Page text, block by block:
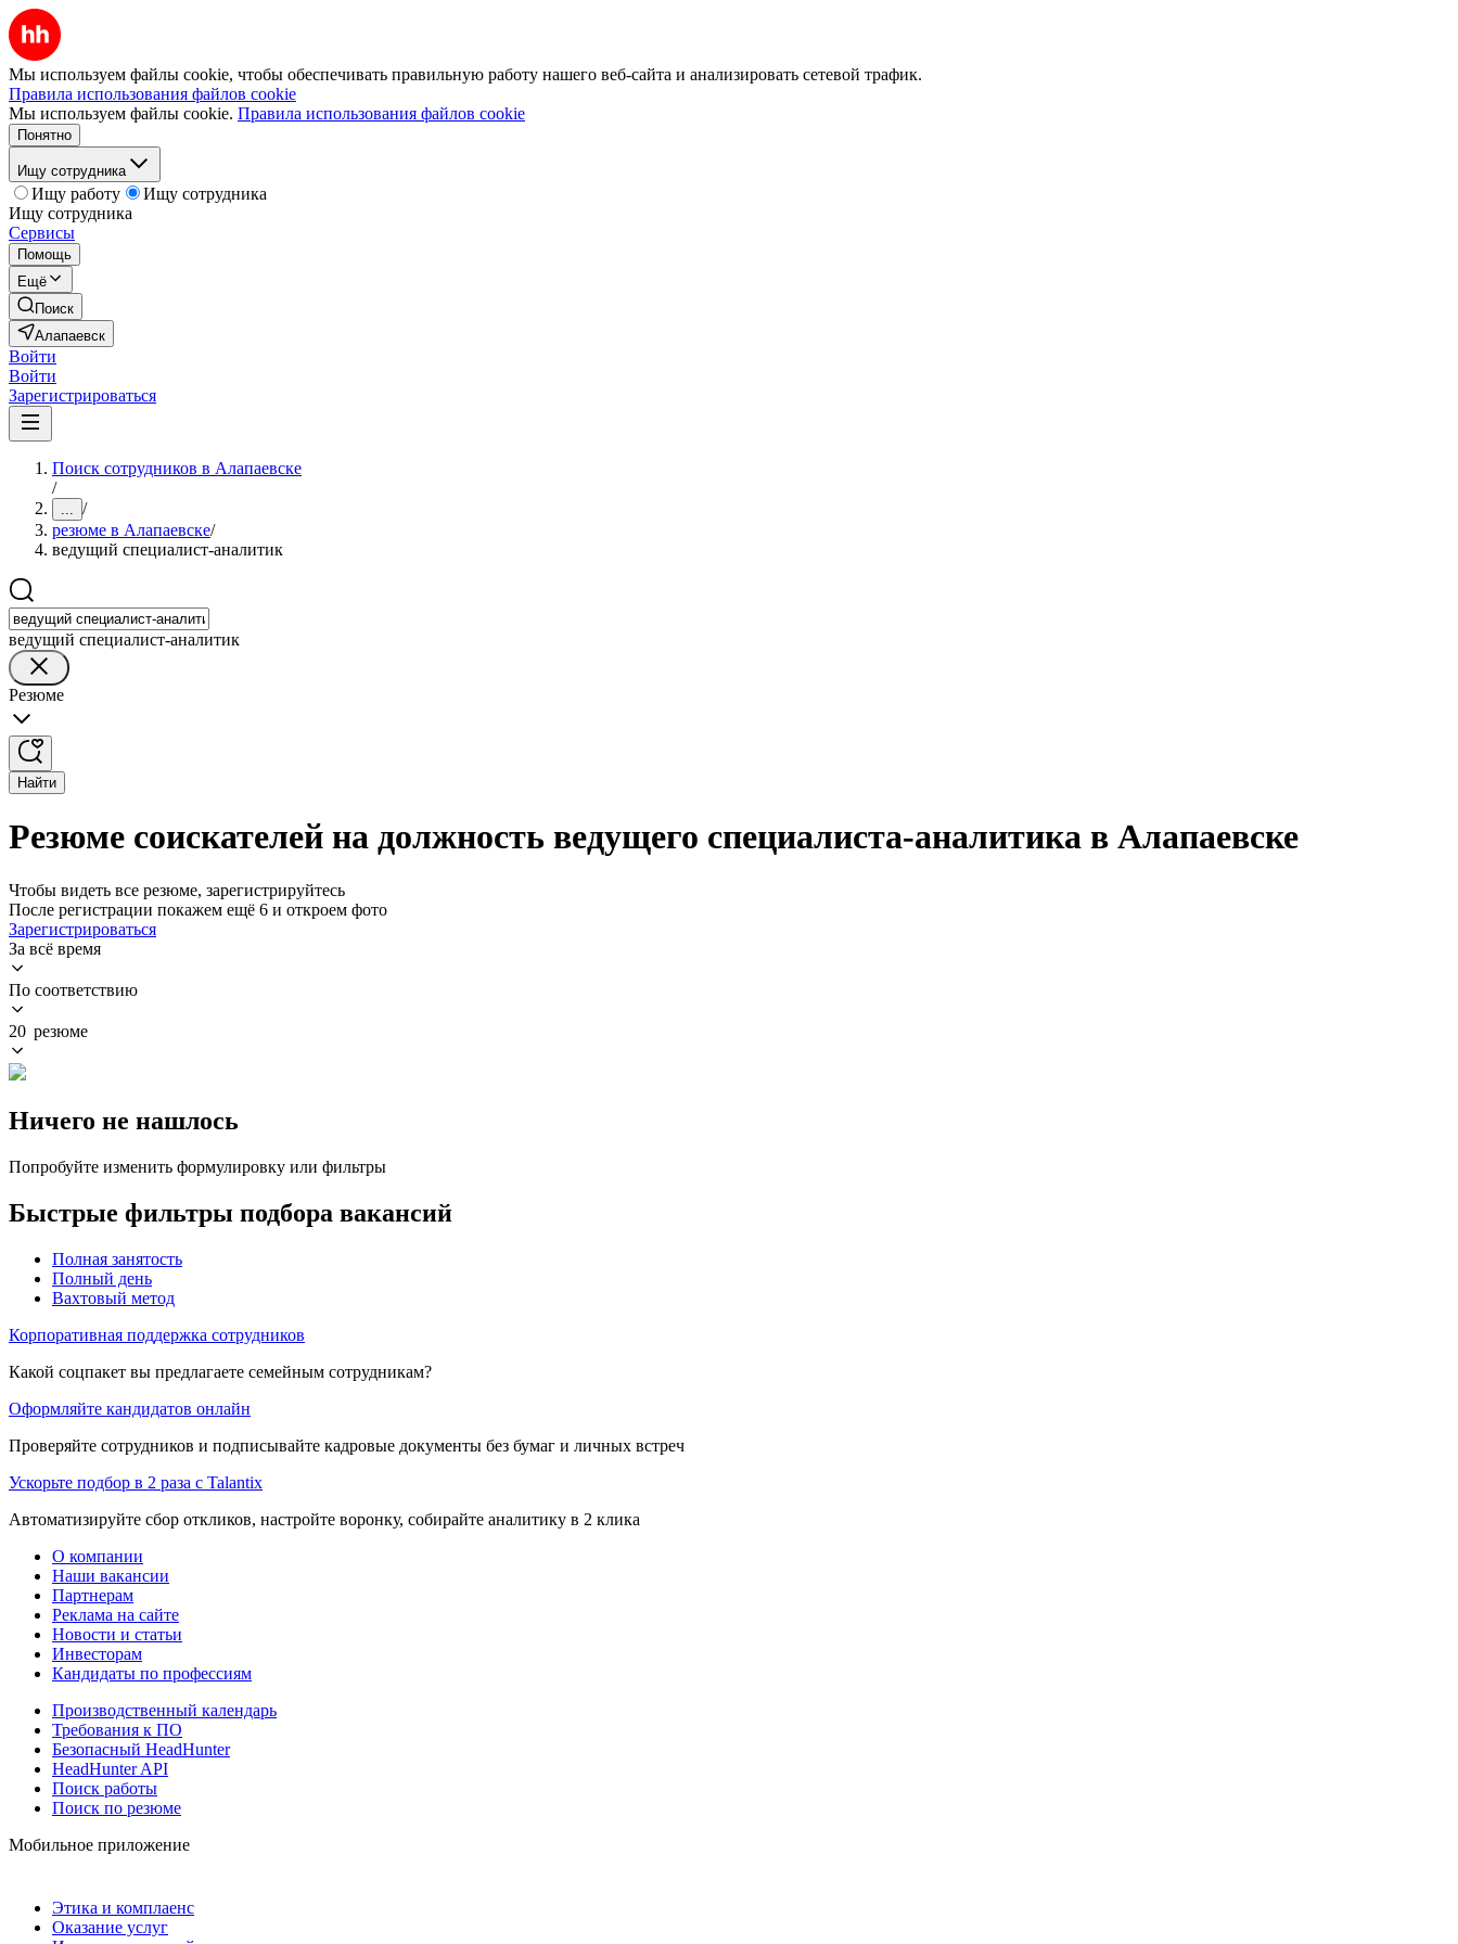
Мы используем файлы cookie, чтобы обеспечивать правильную работу нашего веб-сайта и анализировать сетевой трафик.
Правила использования файлов cookie
Мы используем файлы cookie. Правила использования файлов cookie
Понятно
Ищу сотрудника
Ищу работу
Ищу сотрудника
Ищу сотрудника
Сервисы
Помощь
Ещё
Поиск
Алапаевск
Войти
Войти
Зарегистрироваться
Поиск сотрудников в Алапаевске
/
... /
резюме в Алапаевске/
ведущий специалист-аналитик
ведущий специалист-аналитик
Резюме
Найти
Резюме соискателей на должность ведущего специалиста-аналитика в Алапаевске
Чтобы видеть все резюме, зарегистрируйтесь
После регистрации покажем ещё 6 и откроем фото
Зарегистрироваться
За всё время
По соответствию
20 резюме
Ничего не нашлось
Попробуйте изменить формулировку или фильтры
Быстрые фильтры подбора вакансий
Полная занятость
Полный день
Вахтовый метод
Корпоративная поддержка сотрудников
Какой соцпакет вы предлагаете семейным сотрудникам?
Оформляйте кандидатов онлайн
Проверяйте сотрудников и подписывайте кадровые документы без бумаг и личных встреч
Ускорьте подбор в 2 раза с Talantix
Автоматизируйте сбор откликов, настройте воронку, собирайте аналитику в 2 клика
О компании
Наши вакансии
Партнерам
Реклама на сайте
Новости и статьи
Инвесторам
Кандидаты по профессиям
Производственный календарь
Требования к ПО
Безопасный HeadHunter
HeadHunter API
Поиск работы
Поиск по резюме
Мобильное приложение
Этика и комплаенс
Оказание услуг